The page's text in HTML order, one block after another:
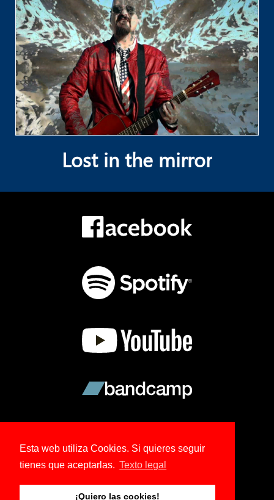
Esta web utiliza Cookies. Si quieres seguir
tienes que aceptarlas. Texto legal
¡Quiero las cookies!
Lost in the mirror